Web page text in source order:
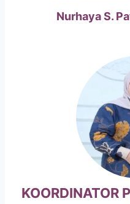
Nurhaya S.
KOORDINATOR